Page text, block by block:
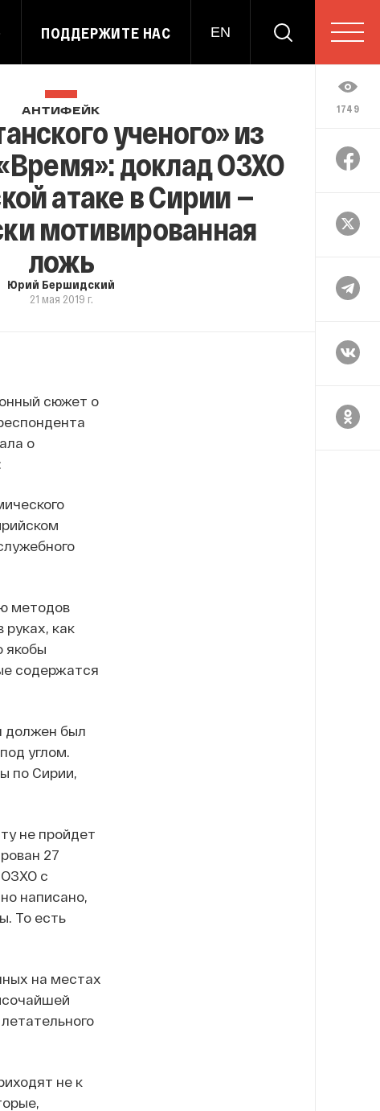
ПОДДЕРЖИТЕ НАС EN
1749
АНТИФЕЙК
ученого» из
доклад ОЗХО
атаке в Сирии —
мотивированная
ложь
Юрий Бершидский
21 мая 2019 г.
сюжет о
о
:
методов
как
якобы
содержатся
должен был
углом.
по Сирии,
не пройдет
27
ОЗХО с
написано,
То есть
на местах
не к